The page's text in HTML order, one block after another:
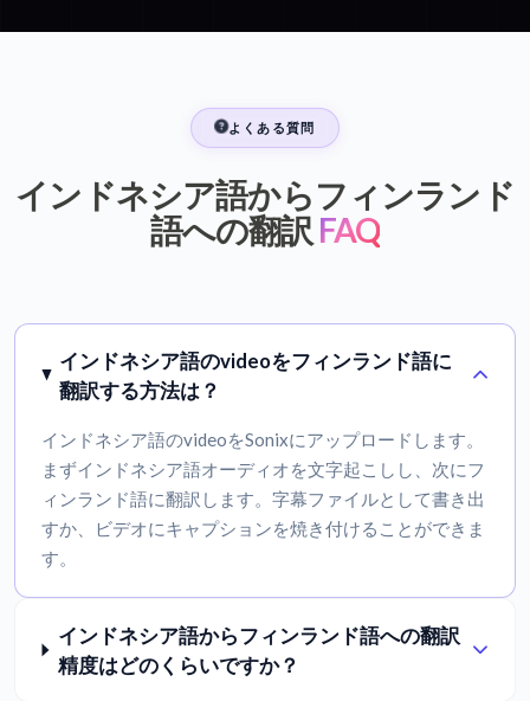
よくある質問
インドネシア語からフィンランド
語への翻訳 FAQ
インドネシア語のvideoをフィンランド語に
翻訳する方法は？
インドネシア語のvideoをSonixにアップロードします。
まずインドネシア語オーディオを文字起こしし、次にフ
ィンランド語に翻訳します。字幕ファイルとして書き出
すか、ビデオにキャプションを焼き付けることができま
す。
インドネシア語からフィンランド語への翻訳
精度はどのくらいですか？